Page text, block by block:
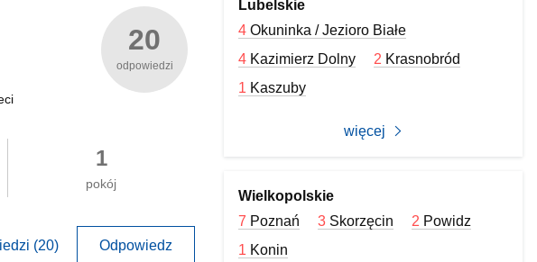
20
odpowiedzi
1
pokój
(20) Odpowiedz
Lubelskie
4Okuninka / Jezioro Białe
4 Kazimierz Dolny 2 Krasnobród
1 Kaszuby
więcej
Wielkopolskie
7 Poznań 3 Skorzęcin 2 Powidz
1 Konin